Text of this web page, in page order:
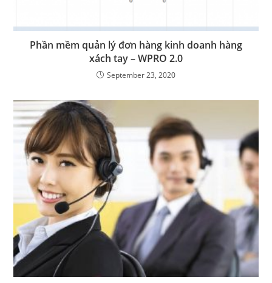
Phần mềm quản lý đơn hàng kinh doanh hàng
xách tay – WPRO 2.0
September 23, 2020